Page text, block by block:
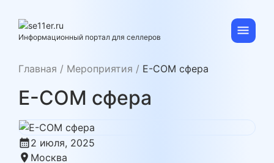
contentse11er.ru
Информационный портал для селлеров
Главная / Мероприятия / E-COM сфера
E-COM сфера
calendar_month2 июля, 2025
location_on Москва